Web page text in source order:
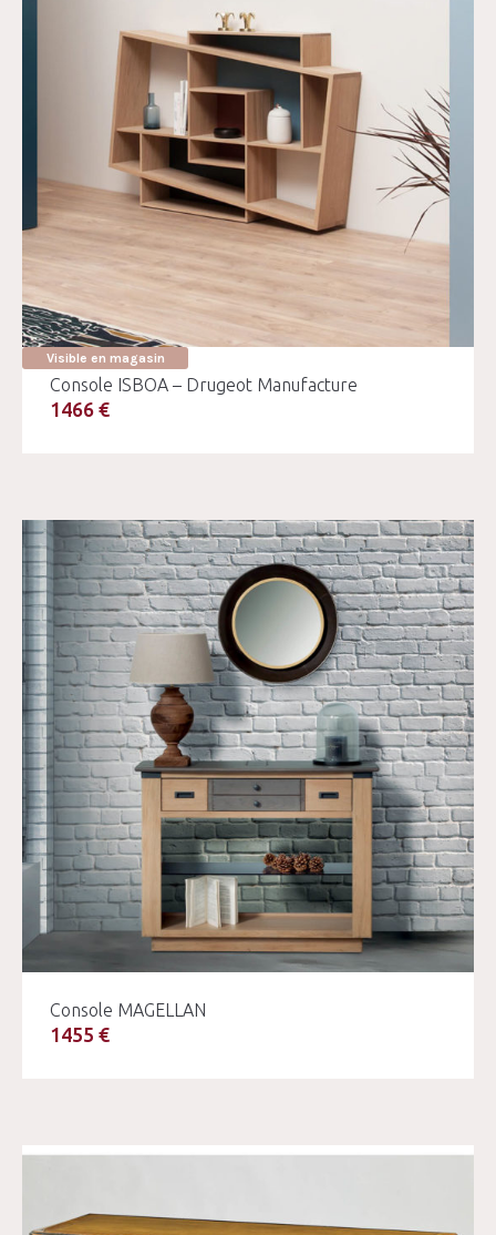
Visible en magasin
Console ISBOA – Drugeot Manufacture
1466 €
Console MAGELLAN
1455 €